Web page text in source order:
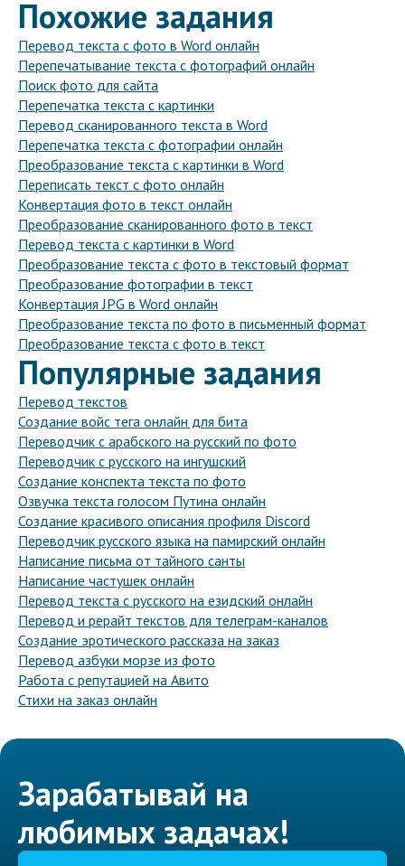
Похожие задания
Перевод текста с фото в Word онлайн
Перепечатывание текста с фотографий онлайн
Поиск фото для сайта
Перепечатка текста с картинки
Перевод сканированного текста в Word
Перепечатка текста с фотографии онлайн
Преобразование текста с картинки в Word
Переписать текст с фото онлайн
Конвертация фото в текст онлайн
Преобразование сканированного фото в текст
Перевод текста с картинки в Word
Преобразование текста с фото в текстовый формат
Преобразование фотографии в текст
Конвертация JPG в Word онлайн
Преобразование текста по фото в письменный формат
Преобразование текста с фото в текст
Популярные задания
Перевод текстов
Создание войс тега онлайн для бита
Переводчик с арабского на русский по фото
Переводчик с русского на ингушский
Создание конспекта текста по фото
Озвучка текста голосом Путина онлайн
Создание красивого описания профиля Discord
Переводчик русского языка на памирский онлайн
Написание письма от тайного санты
Написание частушек онлайн
Перевод текста с русского на езидский онлайн
Перевод и рерайт текстов для телеграм-каналов
Создание эротического рассказа на заказ
Перевод азбуки морзе из фото
Работа с репутацией на Авито
Стихи на заказ онлайн
Зарабатывай на
любимых задачах!